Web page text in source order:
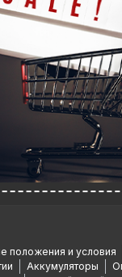
положения и условия
Аккумуляторы